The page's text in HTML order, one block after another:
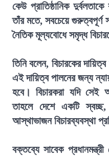
কেউ প্রাতিষ্ঠানিক
তাঁর মতে, সবচেয়ে গুরুত্বপূর্ণ
নৈতিক মূল্যবোধে সমৃদ্ধ
তিনি বলেন, বিচারকের
এই দায়িত্ব পালনের জন্য
হবে। বিচারকরা যদি সেই
তাহলে দেশে একটি
আস্থাভাজন বিচারব্যবস্থা
বক্তব্যে সাবেক